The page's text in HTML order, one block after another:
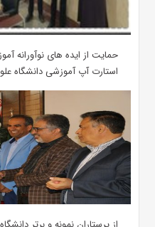
حمایت از ایده های نوآورانه
استارت آپ آموزشی دانشگاه علوم